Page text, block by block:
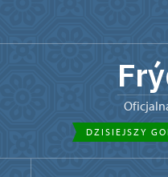
DZISIEJSZY